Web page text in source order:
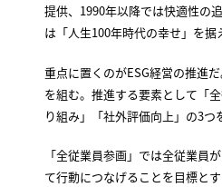
提供、1990年以降では快適性の
は「人生100年時代の幸せ」を据
重点に置くのがESG経営の推進
を組む。推進する要素として「
り組み」「社外評価向上」の3つ
「全従業員参画」では全従業員
て行動につなげることを目標と